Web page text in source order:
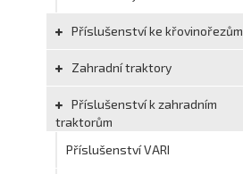
Příslušenství ke křovinořezům
Zahradní traktory
Příslušenství k zahradním
traktorům
Příslušenství VARI